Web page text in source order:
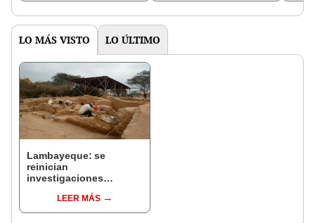
LO MÁS VISTO LO ÚLTIMO
Lambayeque: se
reinician
investigaciones
TúcumeLEER MÁS